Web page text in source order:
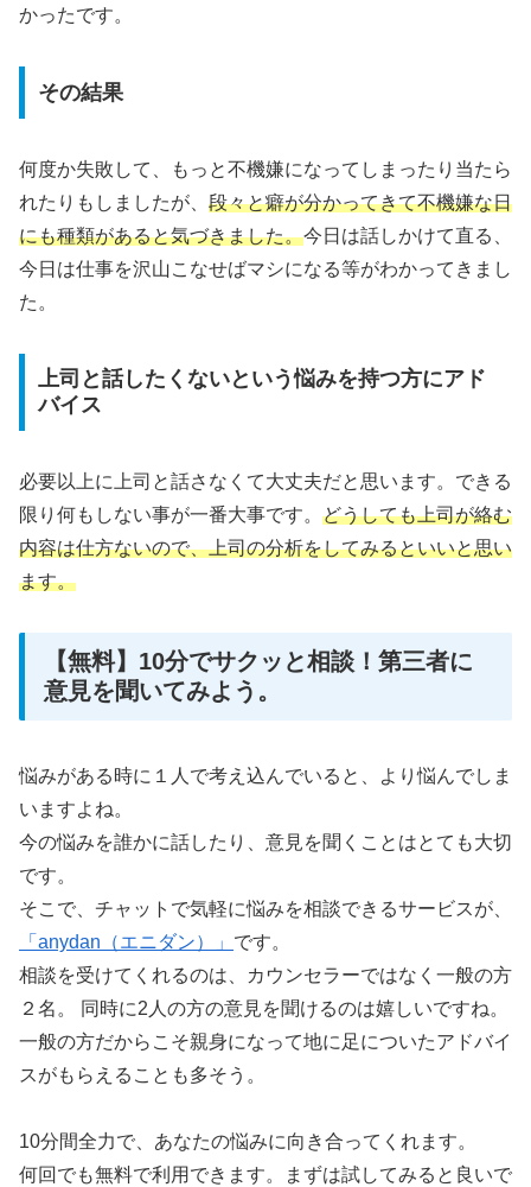
かったです。
その結果
何度か失敗して、もっと不機嫌になってしまったり当たら
れたりもしましたが、 段々と癖が分かってきて不機嫌な日
にも種類があると気づきました。今日は話しかけて直る、
今日は仕事を沢山こなせばマシになる等がわかってきまし
た。
上司と話したくないという悩みを持つ方にアド
バイス
必要以上に上司と話さなくて大丈夫だと思います。できる
限り何もしない事が一番大事です。 どうしても上司が絡む
内容は仕方ないので、上司の分析をしてみるといいと思い
ます。
【無料】10分でサクッと相談！第三者に
意見を聞いてみよう。
悩みがある時に１人で考え込んでいると、より悩んでしま
いますよね。
今の悩みを誰かに話したり、意見を聞くことはとても大切
です。
そこで、チャットで気軽に悩みを相談できるサービスが、
「anydan（エニダン）」 です。
相談を受けてくれるのは、カウンセラーではなく一般の方
２名。 同時に2人の方の意見を聞けるのは嬉しいですね。
一般の方だからこそ親身になって地に足についたアドバイ
スがもらえることも多そう。
10分間全力で、あなたの悩みに向き合ってくれます。
何回でも無料で利用できます。まずは試してみると良いで